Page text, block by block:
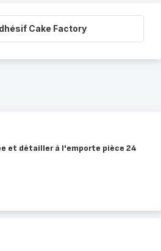
Cake Factory
et détailler à l'emporte pièce 24